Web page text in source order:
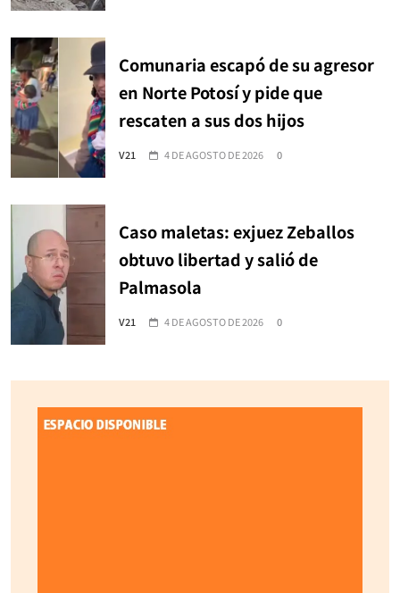
Comunaria escapó de su agresor
en Norte Potosí y pide que
rescaten a sus dos hijos
V21 4 DE AGOSTO DE 2026 0
Caso maletas: exjuez Zeballos
obtuvo libertad y salió de
Palmasola
V21 4 DE AGOSTO DE 2026 0